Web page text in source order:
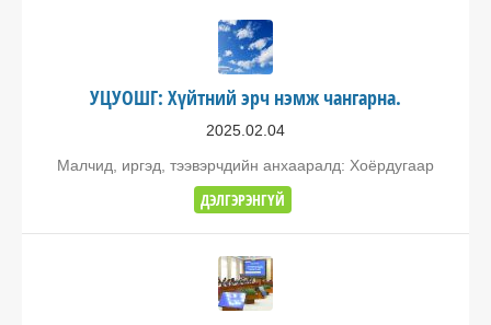
УЦУОШГ: Хүйтний эрч нэмж чангарна.
2025.02.04
Малчид, иргэд, тээвэрчдийн анхааралд: Хоёрдугаар
ДЭЛГЭРЭНГҮЙ